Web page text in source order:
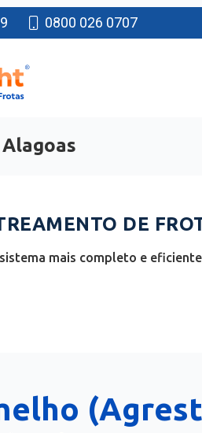
0800 026 0707
DE
mais completo e